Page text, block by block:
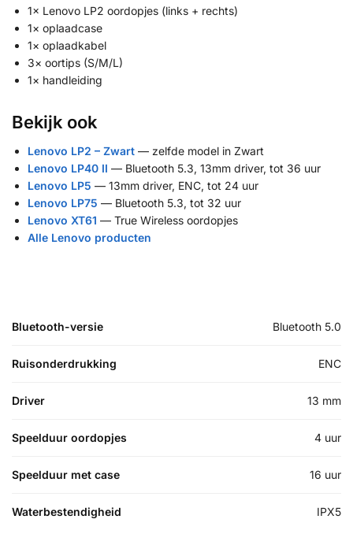
1× Lenovo LP2 oordopjes (links + rechts)
1× oplaadcase
1× oplaadkabel
3× oortips (S/M/L)
1× handleiding
Bekijk ook
Lenovo LP2 – Zwart — zelfde model in Zwart
Lenovo LP40 II — Bluetooth 5.3, 13mm driver, tot 36 uur
Lenovo LP5 — 13mm driver, ENC, tot 24 uur
Lenovo LP75 — Bluetooth 5.3, tot 32 uur
Lenovo XT61 — True Wireless oordopjes
Alle Lenovo producten
Bluetooth-versie Bluetooth 5.0
Ruisonderdrukking ENC
Driver 13 mm
Speelduur oordopjes 4 uur
Speelduur met case 16 uur
Waterbestendigheid IPX5